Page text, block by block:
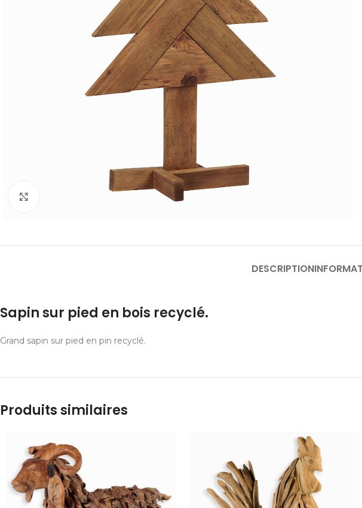
DESCRIPTION
Sapin sur pied en bois recyclé.
Grand sapin sur pied en pin recyclé.
Produits similaires